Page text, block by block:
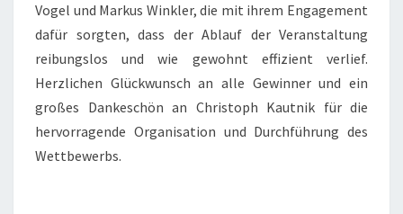
Vogel und Markus Winkler, die mit ihrem Engagement
dafür sorgten, dass der Ablauf der Veranstaltung
reibungslos und wie gewohnt effizient verlief.
Herzlichen Glückwunsch an alle Gewinner und ein
großes Dankeschön an Christoph Kautnik für die
hervorragende Organisation und Durchführung des
Wettbewerbs.